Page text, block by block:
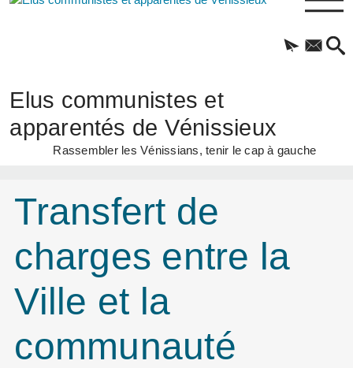
Elus communistes et
apparentés de Vénissieux
Rassembler les Vénissians, tenir le cap à gauche
Transfert de
charges entre la
Ville et la
communauté